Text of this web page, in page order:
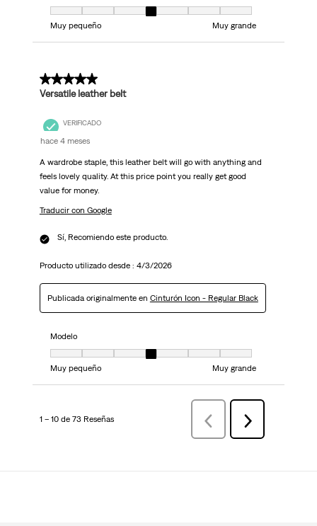
Modelo, 4 de 7, donde 1 es igual a Muy pequeño y 7 es igual a Muy
Muy pequeño
Muy grande
5 de 5 estrellas.
Versatile leather belt
VERIFICADO
hace 4 meses
A wardrobe staple, this leather belt will go with anything and
feels lovely quality. At this price point you really get good
value for money.
Traducir con Google
Sí, Recomiendo este producto.
Producto utilizado desde : 4/3/2026
Publicada originalmente en Cinturón Icon - Regular Black
Modelo
Modelo, 4 de 7, donde 1 es igual a Muy pequeño y 7 es igual a Muy
Muy pequeño
Muy grande
1 – 10 de 73 Reseñas AnteriorReseñasSiguiente
Reseñas